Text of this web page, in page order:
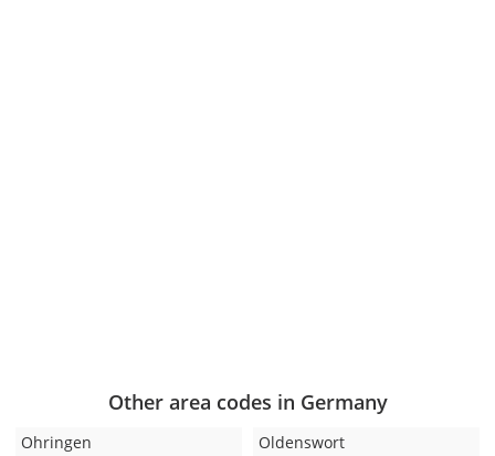
Other area codes in Germany
Ohringen Oldenswort